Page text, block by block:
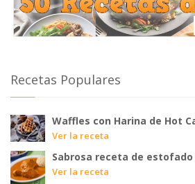
Recetas Populares
Waffles con Harina de Hot
Ver la receta
Sabrosa receta de
Ver la receta